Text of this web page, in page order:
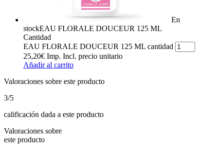
En
stockEAU FLORALE DOUCEUR 125 ML
Cantidad
EAU FLORALE DOUCEUR 125 ML cantidad
25,20€ Imp. Incl. precio unitario
Añadir al carrito
Valoraciones sobre este producto
3/5
calificación dada a este producto
Valoraciones sobre
este producto